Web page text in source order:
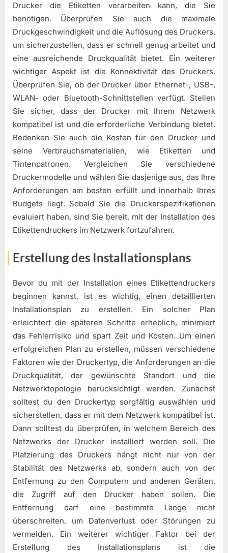
Drucker die Etiketten verarbeiten kann, die Sie
benötigen. Überprüfen Sie auch die maximale
Druckgeschwindigkeit und die Auflösung des Druckers,
um sicherzustellen, dass er schnell genug arbeitet und
eine ausreichende Druckqualität bietet. Ein weiterer
wichtiger Aspekt ist die Konnektivität des Druckers.
Überprüfen Sie, ob der Drucker über Ethernet-, USB-,
WLAN- oder Bluetooth-Schnittstellen verfügt. Stellen
Sie sicher, dass der Drucker mit Ihrem Netzwerk
kompatibel ist und die erforderliche Verbindung bietet.
Bedenken Sie auch die Kosten für den Drucker und
seine Verbrauchsmaterialien, wie Etiketten und
Tintenpatronen. Vergleichen Sie verschiedene
Druckermodelle und wählen Sie dasjenige aus, das Ihre
Anforderungen am besten erfüllt und innerhalb Ihres
Budgets liegt. Sobald Sie die Druckerspezifikationen
evaluiert haben, sind Sie bereit, mit der Installation des
Etikettendruckers im Netzwerk fortzufahren.
Erstellung des Installationsplans
Bevor du mit der Installation eines Etikettendruckers
beginnen kannst, ist es wichtig, einen detaillierten
Installationsplan zu erstellen. Ein solcher Plan
erleichtert die späteren Schritte erheblich, minimiert
das Fehlerrisiko und spart Zeit und Kosten. Um einen
erfolgreichen Plan zu erstellen, müssen verschiedene
Faktoren wie der Druckertyp, die Anforderungen an die
Druckqualität, der gewünschte Standort und die
Netzwerktopologie berücksichtigt werden. Zunächst
solltest du den Druckertyp sorgfältig auswählen und
sicherstellen, dass er mit dem Netzwerk kompatibel ist.
Dann solltest du überprüfen, in welchem Bereich des
Netzwerks der Drucker installiert werden soll. Die
Platzierung des Druckers hängt nicht nur von der
Stabilität des Netzwerks ab, sondern auch von der
Entfernung zu den Computern und anderen Geräten,
die Zugriff auf den Drucker haben sollen. Die
Entfernung darf eine bestimmte Länge nicht
überschreiten, um Datenverlust oder Störungen zu
vermeiden. Ein weiterer wichtiger Faktor bei der
Erstellung des Installationsplans ist die